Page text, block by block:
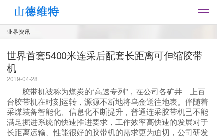
业界资讯
世界首套5400米连采后配套长距离可伸缩胶带
机
2019-04-28
胶带机被称为煤炭的“高速专列”，在公司各矿井，上百
台胶带机在时刻运转，源源不断地将乌金送往地表。伴随着
采煤装备智能化、信息化不断提升，普通连采胶带机已不能
满足掘进系统的快速推进要求，工作效率高快速的发展对于
长距离运输、性能很好的胶带机的需求更为迫切，公司研发